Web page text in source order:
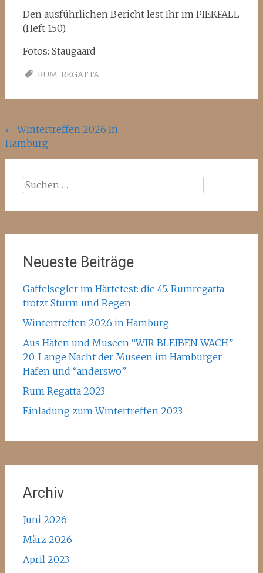
Den ausführlichen Bericht lest Ihr im PIEKFALL
(Heft 150).
Fotos: Staugaard
RUM-REGATTA
Beitragsnavigation
← Wintertreffen 2026 in
Hamburg
Suchen
Neueste Beiträge
Gaffelsegler im Härtetest: die 45. Rumregatta
trotzt Sturm und Regen
Wintertreffen 2026 in Hamburg
Aus Häfen und Museen “WIR BLEIBEN WACH”
20. Lange Nacht der Museen im Hamburger
Hafen und “anderswo”
Rum Regatta 2023
Einladung zum Wintertreffen 2023
Archiv
Juni 2026
März 2026
April 2023